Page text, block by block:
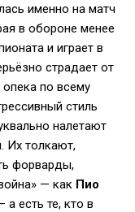
именно на матч
в обороне менее
и играет в
страдает от
по всему
стиль
налетают
Их толкают,
форварды,
— как Пио
а есть те, кто в